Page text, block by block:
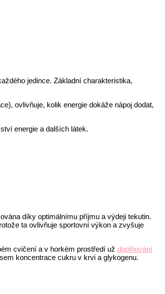
jedince. Základní charakteristika,
ovlivňuje, kolik energie dokáže nápoj dodat,
energie a dalších látek.
díky optimálnímu příjmu a výdeji tekutin.
ta ovlivňuje sportovní výkon a zvyšuje
cvičení a v horkém prostředí už doplňování
koncentrace cukru v krvi a glykogenu.